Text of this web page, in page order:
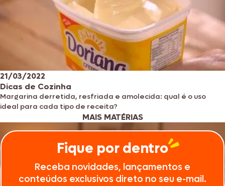
21/03/2022
Dicas de Cozinha
Margarina derretida, resfriada e amolecida: qual é o uso
ideal para cada tipo de receita?
MAIS MATÉRIAS
Fique por dentro
Receba novidades, lançamentos e
conteúdos exclusivos direto no seu e-mail.